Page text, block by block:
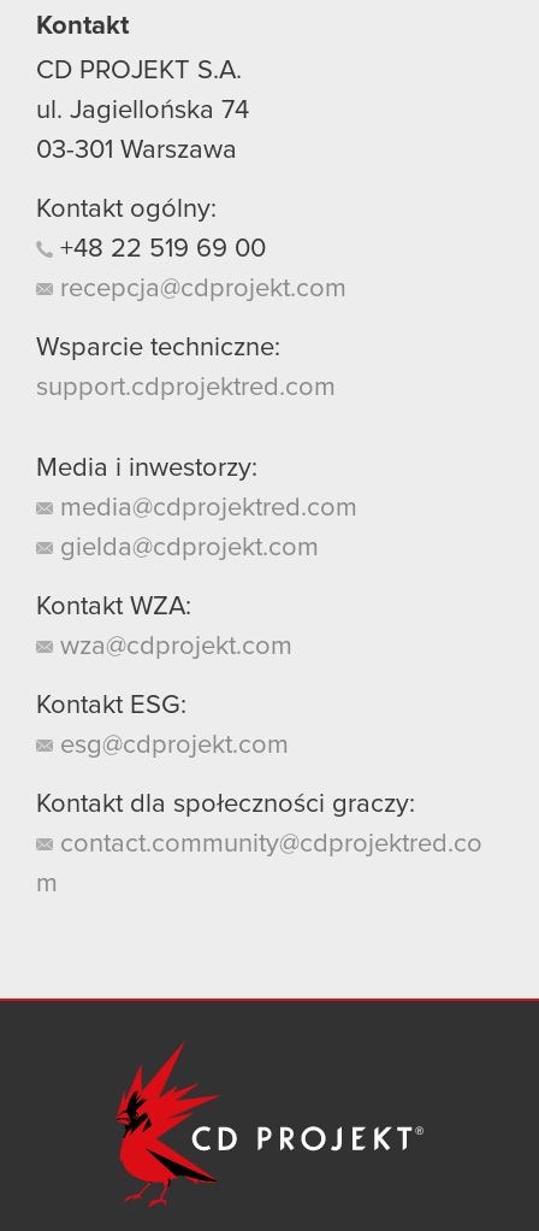
Kontakt
CD PROJEKT S.A.
ul. Jagiellońska 74
03-301 Warszawa
Kontakt ogólny:
+48 22 519 69 00
recepcja@cdprojekt.com
Wsparcie techniczne:
support.cdprojektred.com
Media i inwestorzy:
media@cdprojektred.com
gielda@cdprojekt.com
Kontakt WZA:
wza@cdprojekt.com
Kontakt ESG:
esg@cdprojekt.com
Kontakt dla społeczności graczy:
contact.community@cdprojektred.co
m